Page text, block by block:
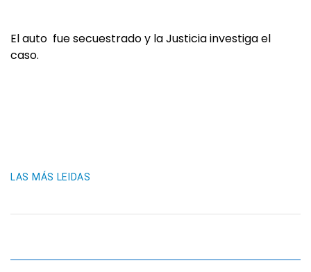
El auto fue secuestrado y la Justicia investiga el
caso.
LAS MÁS LEIDAS